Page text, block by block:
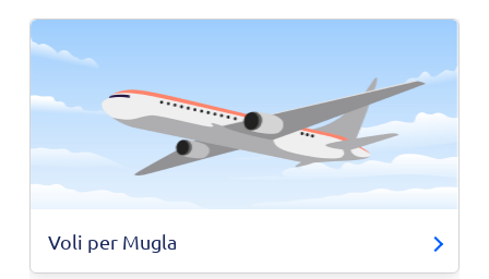
Voli per Mugla